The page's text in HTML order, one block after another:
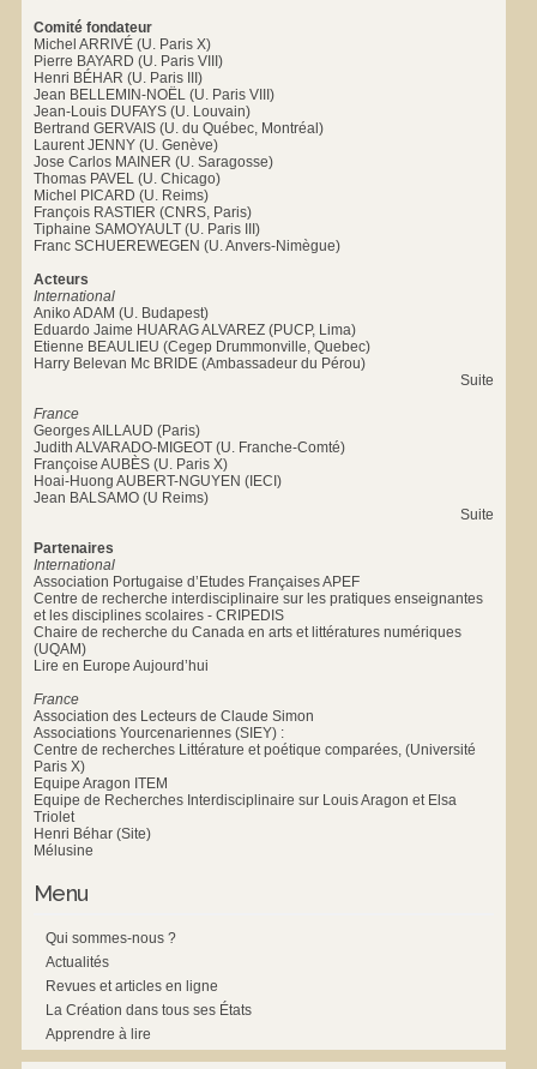
Comité fondateur
Michel ARRIVÉ (U. Paris X)
Pierre BAYARD (U. Paris VIII)
Henri BÉHAR (U. Paris III)
Jean BELLEMIN-NOËL (U. Paris VIII)
Jean-Louis DUFAYS (U. Louvain)
Bertrand GERVAIS (U. du Québec, Montréal)
Laurent JENNY (U. Genève)
Jose Carlos MAINER (U. Saragosse)
Thomas PAVEL (U. Chicago)
Michel PICARD (U. Reims)
François RASTIER (CNRS, Paris)
Tiphaine SAMOYAULT (U. Paris III)
Franc SCHUEREWEGEN (U. Anvers-Nimègue)
Acteurs
International
Aniko ADAM (U. Budapest)
Eduardo Jaime HUARAG ALVAREZ (PUCP, Lima)
Etienne BEAULIEU (Cegep Drummonville, Quebec)
Harry Belevan Mc BRIDE (Ambassadeur du Pérou)
Suite
France
Georges AILLAUD (Paris)
Judith ALVARADO-MIGEOT (U. Franche-Comté)
Françoise AUBÈS (U. Paris X)
Hoai-Huong AUBERT-NGUYEN (IECI)
Jean BALSAMO (U Reims)
Suite
Partenaires
International
Association Portugaise d’Etudes Françaises APEF
Centre de recherche interdisciplinaire sur les pratiques enseignantes
et les disciplines scolaires - CRIPEDIS
Chaire de recherche du Canada en arts et littératures numériques
(UQAM)
Lire en Europe Aujourd’hui
France
Association des Lecteurs de Claude Simon
Associations Yourcenariennes (SIEY) :
Centre de recherches Littérature et poétique comparées, (Université
Paris X)
Equipe Aragon ITEM
Equipe de Recherches Interdisciplinaire sur Louis Aragon et Elsa
Triolet
Henri Béhar (Site)
Mélusine
Menu
Qui sommes-nous ?
Actualités
Revues et articles en ligne
La Création dans tous ses États
Apprendre à lire